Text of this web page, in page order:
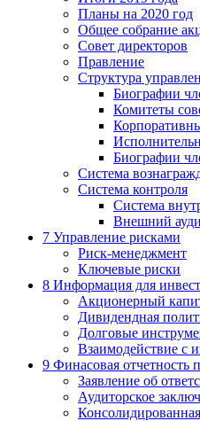
Планы на 2020 год
Общее собрание
Совет директоров
Правление
Структура
Биографии
Комитеты
Биографии
Система
Система контроля
Система
Внешний
7 Управление рисками
Риск-менеджмент
Ключевые риски
8 Информация для
Акционерный
Дивидендная
Долговые
Взаимодействие с
9 Финасовая
Заявление об
Аудиторское